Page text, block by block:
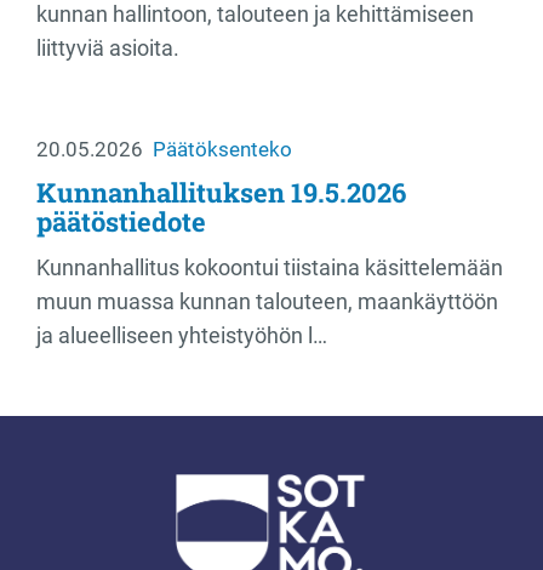
kunnan hallintoon, talouteen ja kehittämiseen
liittyviä asioita.
20.05.2026 Päätöksenteko
Kunnanhallituksen 19.5.2026
päätöstiedote
Kunnanhallitus kokoontui tiistaina käsittelemään
muun muassa kunnan talouteen, maankäyttöön
ja alueelliseen yhteistyöhön l…